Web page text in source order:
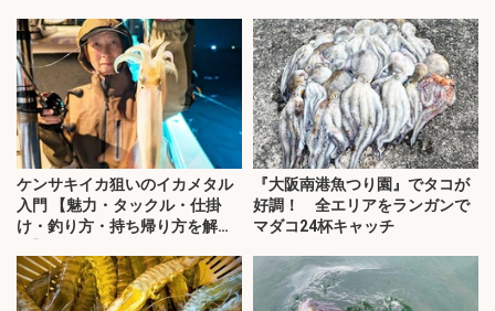
ケンサキイカ狙いのイカメタル
入門 【魅力・タックル・仕掛
け・釣り方・持ち帰り方を解
『大阪南港魚つり園』でタコが
好調！ 全エリアをランガンで
マダコ24杯キャッチ